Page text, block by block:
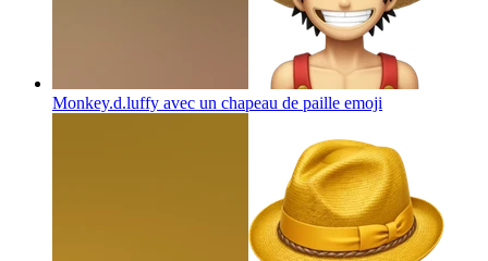
Monkey.d.luffy avec un chapeau de paille emoji